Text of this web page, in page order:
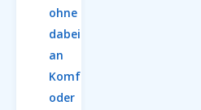
ohne
dabei
an
Komfort
oder